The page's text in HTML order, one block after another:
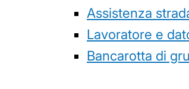
Assistenza
Lavoratore e
Bancarotta di